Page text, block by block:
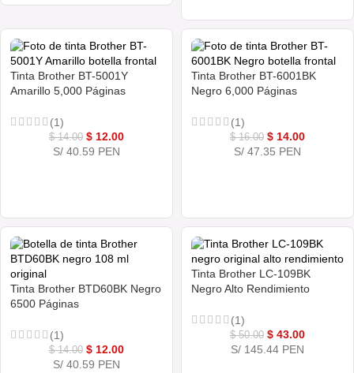
Tinta Brother BT-5001Y
Amarillo 5,000 Páginas
(1)
$14.00 $ 12.00
S/ 40.59 PEN
Tinta Brother BT-6001BK
Negro 6,000 Páginas
(1)
$16.00 $ 14.00
S/ 47.35 PEN
Tinta Brother BTD60BK Negro
6500 Páginas
(1)
$14.00 $ 12.00
S/ 40.59 PEN
Tinta Brother LC-109BK
Negro Alto Rendimiento
(1)
$50.00 $ 43.00
S/ 145.44 PEN